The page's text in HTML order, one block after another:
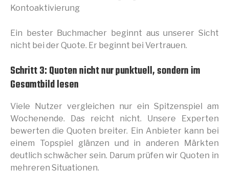
Kontoaktivierung
Ein bester Buchmacher beginnt aus unserer Sicht
nicht bei der Quote. Er beginnt bei Vertrauen.
Schritt 3: Quoten nicht nur punktuell, sondern im
Gesamtbild lesen
Viele Nutzer vergleichen nur ein Spitzenspiel am
Wochenende. Das reicht nicht. Unsere Experten
bewerten die Quoten breiter. Ein Anbieter kann bei
einem Topspiel glänzen und in anderen Märkten
deutlich schwächer sein. Darum prüfen wir Quoten in
mehreren Situationen.